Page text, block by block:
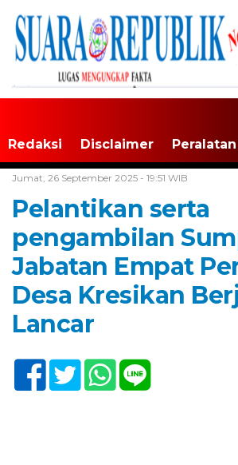
Redaksi Disclaimer
Jumat, 26 September 2025 - 19:51 WIB
Pelantikan serta
pengambilan
Jabatan Empat
Desa Kresikan
Lancar